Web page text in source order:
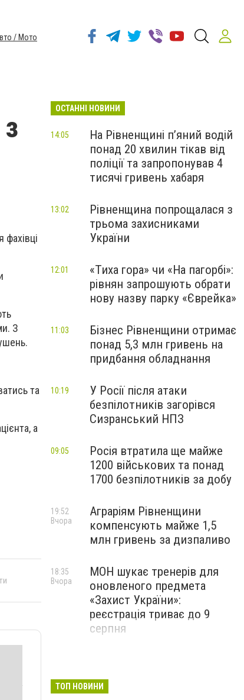
/ Мото
З
та
а
ОСТАННІ НОВИНИ
На Рівненщині п’яний водій
понад 20 хвилин тікав від
поліції та запропонував 4
тисячі гривень хабаря
14:05
Рівненщина попрощалася з
трьома захисниками
України
13:02
«Тиха гора» чи «На пагорбі»:
рівнян запрошують обрати
нову назву парку «Єврейка»
12:01
Бізнес Рівненщини отримає
понад 5,3 млн гривень на
придбання обладнання
11:03
У Росії після атаки
безпілотників загорівся
Сизранський НПЗ
10:19
Росія втратила ще майже
1200 військових та понад
1700 безпілотників за добу
09:05
Аграріям Рівненщини
компенсують майже 1,5
млн гривень за дизпаливо
19:52
Вчора
МОН шукає тренерів для
оновленого предмета
«Захист України»:
реєстрація триває до 9
серпня
18:35
Вчора
ТОП НОВИНИ